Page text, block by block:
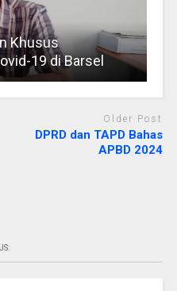
Khusus
19 di Barsel
Older Post
DPRD dan TAPD Bahas
APBD 2024